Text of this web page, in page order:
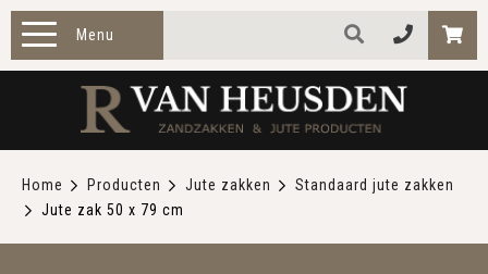
Menu
ZAKELIJK
Home Producten Jute zakken
Standaard jute zakken
Jute zak 50 x 79 cm